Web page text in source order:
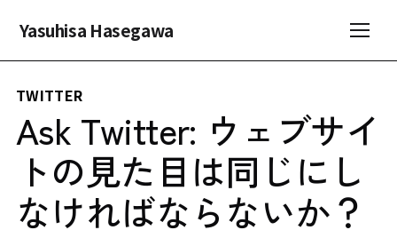
Yasuhisa Hasegawa
TWITTER
Ask Twitter: ウェブサイ
トの見た目は同じにし
なければならないか？